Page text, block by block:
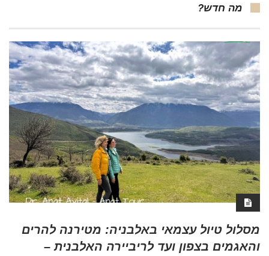
מה חדש?
מסלול טיול עצמאי באלבניה: מטירנה להרים
והאגמים בצפון ועד לריביירה האלבנית –